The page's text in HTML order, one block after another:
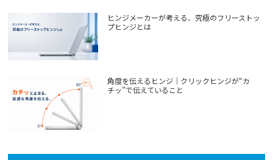
ヒンジメーカーが考える、究極のフリーストッ
プヒンジとは
角度を伝えるヒンジ｜クリックヒンジが“カ
チッ”で伝えていること